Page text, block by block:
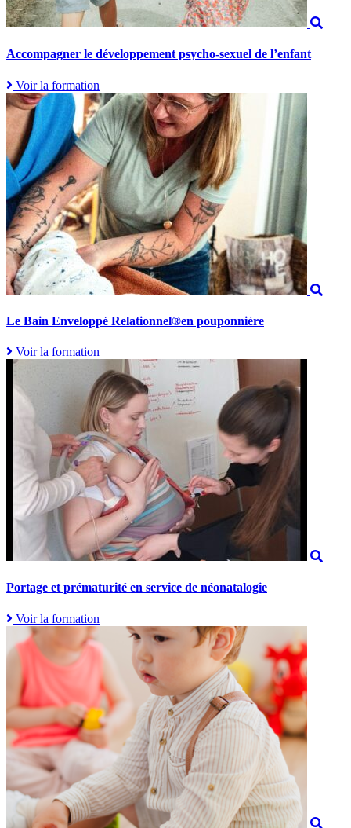
Accompagner le développement psycho-sexuel de l’enfant
Voir la formation
Le Bain Enveloppé Relationnel®en pouponnière
Voir la formation
Portage et prématurité en service de néonatalogie
Voir la formation